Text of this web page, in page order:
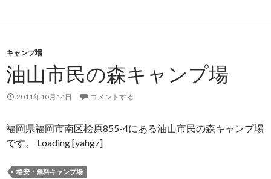
キャンプ場
油山市民の森キャンプ場
2011年10月14日 コメントする
福岡県福岡市南区桧原855-4にある油山市民の森キャンプ場
です。 Loading [yahgz]
格安・無料キャンプ場